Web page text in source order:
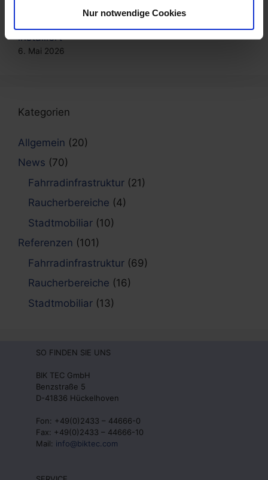
Nur notwendige Cookies
installiert
6. Mai 2026
Kategorien
Allgemein (20)
News (70)
Fahrradinfrastruktur (21)
Raucherbereiche (4)
Stadtmobiliar (10)
Referenzen (101)
Fahrradinfrastruktur (69)
Raucherbereiche (16)
Stadtmobiliar (13)
SO FINDEN SIE UNS
BIK TEC GmbH
Benzstraße 5
D-41836 Hückelhoven
Fon: +49(0)2433 – 44666-0
Fax: +49(0)2433 – 44666-10
Mail: info@biktec.com